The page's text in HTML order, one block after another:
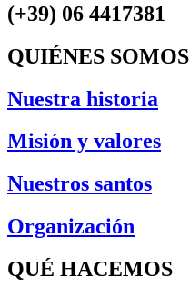
(+39) 06 4417381
QUIÉNES SOMOS
Nuestra historia
Misión y valores
Nuestros santos
Organización
QUÉ HACEMOS